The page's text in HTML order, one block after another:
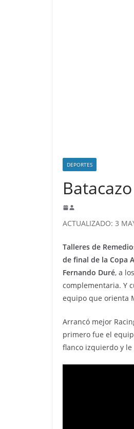
DEPORTES
ACTUALIZADO: 3
Talleres de
de final de la Copa
Fernando Duré, a
complementaria. Y
equipo que orienta
Arrancó mejor
primero fue el
flanco izquierdo y